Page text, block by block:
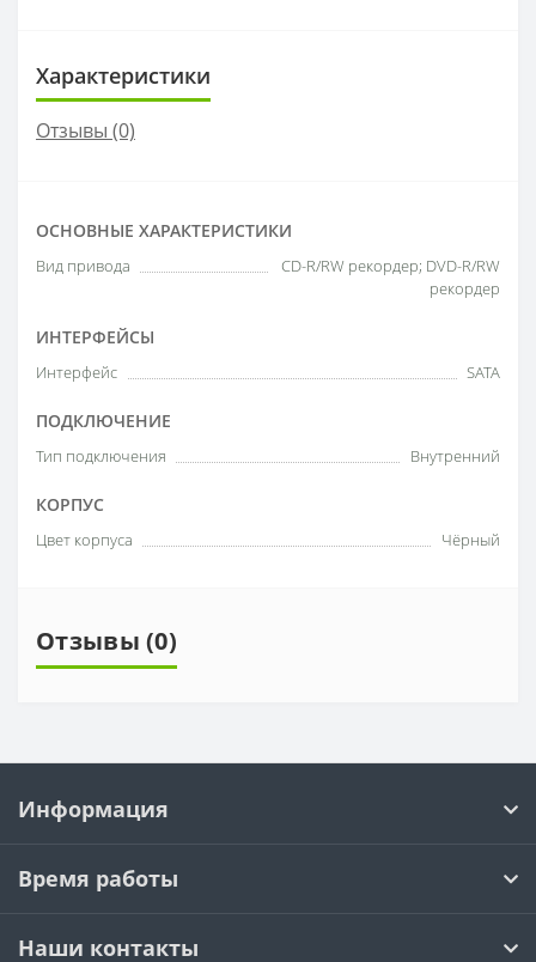
Характеристики
Отзывы (0)
ОСНОВНЫЕ ХАРАКТЕРИСТИКИ
Вид привода
CD-R/RW рекордер; DVD-R/RW
рекордер
ИНТЕРФЕЙСЫ
Интерфейс SATA
ПОДКЛЮЧЕНИЕ
Тип подключения Внутренний
КОРПУС
Цвет корпуса Чёрный
Отзывы (0)
Информация
Время работы
Наши контакты